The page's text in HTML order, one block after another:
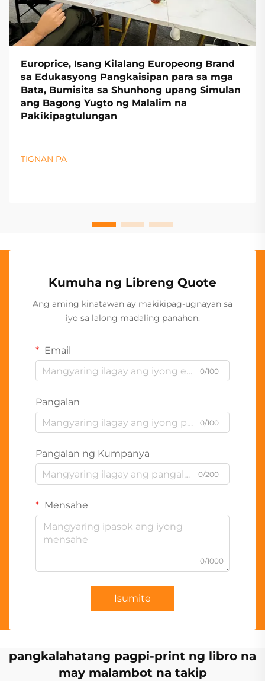
Europrice, Isang Kilalang Europeong Brand
sa Edukasyong Pangkaisipan para sa mga
Bata, Bumisita sa Shunhong upang Simulan
ang Bagong Yugto ng Malalim na
Pakikipagtulungan
TIGNAN PA
Kumuha ng Libreng Quote
Ang aming kinatawan ay makikipag-ugnayan sa
iyo sa lalong madaling panahon.
Email
0/100
Pangalan
0/100
Pangalan ng Kumpanya
0/200
Mensahe
0/1000
Isumite
pangkalahatang pagpi-print ng libro na
may malambot na takip